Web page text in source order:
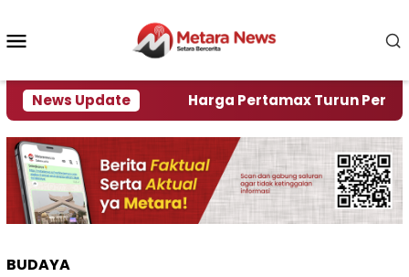
konten
News Update
Krisi Air Harga Pertamax Turun Per Hari
BUDAYA